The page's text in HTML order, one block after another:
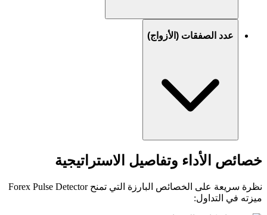
عدد الصفقات (الأزواج)
خصائص الأداء وتفاصيل الاستراتيجية
نظرة سريعة على الخصائص البارزة التي تمنح Forex Pulse Detector
ميزته في التداول: